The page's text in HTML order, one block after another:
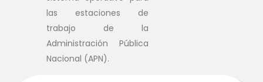
las estaciones de
trabajo de la
Administración Pública
Nacional (APN).